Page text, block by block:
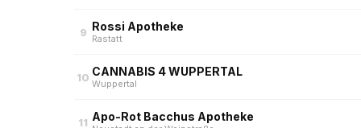
9 Rossi Apotheke
Rastatt
10 CANNABIS 4 WUPPERTAL
Wuppertal
11 Apo-Rot Bacchus Apotheke